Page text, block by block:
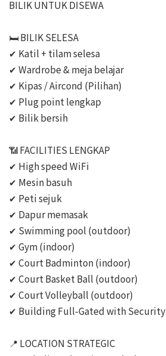
BILIK UNTUK DISEWA
🛏️ BILIK SELESA
✔ Katil + tilam selesa
✔ Wardrobe & meja belajar
✔ Kipas / Aircond (Pilihan)
✔ Plug point lengkap
✔ Bilik bersih
📶 FACILITIES LENGKAP
✔ High speed WiFi
✔ Mesin basuh
✔ Peti sejuk
✔ Dapur memasak
✔ Swimming pool (outdoor)
✔ Gym (indoor)
✔ Court Badminton (indoor)
✔ Court Basket Ball (outdoor)
✔ Court Volleyball (outdoor)
✔ Building Full-Gated with Security
📍 LOCATION STRATEGIC